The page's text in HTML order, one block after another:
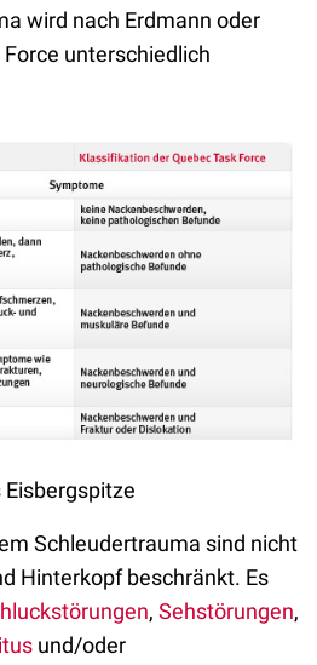
wird nach Erdmann oder
unterschiedlich
Schleudertrauma sind nicht
Hinterkopf beschränkt. Es
, Sehstörungen,
und/oder